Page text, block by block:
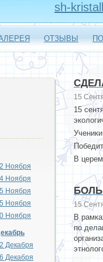
sh-
ОТЗЫВЫ
Ноября
Ноября
Ноября
Ноября
Ноября
Декабря
Декабря
15
15
В
15
В
по